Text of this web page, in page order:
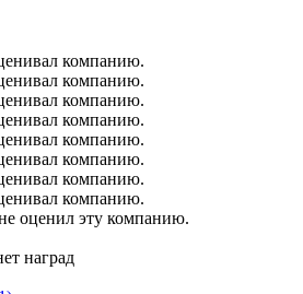
компанию.
компанию.
компанию.
компанию.
компанию.
компанию.
компанию.
компанию.
оценил эту компанию.
наград